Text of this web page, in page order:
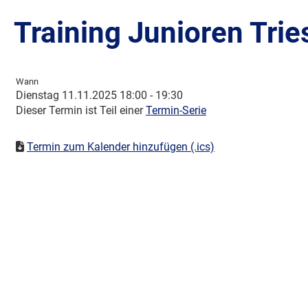
Training Junioren
Wann
Dienstag 11.11.2025 18:00 - 19:30
Dieser Termin ist Teil einerTermin-Serie
Termin zum Kalender hinzufügen (.ics)